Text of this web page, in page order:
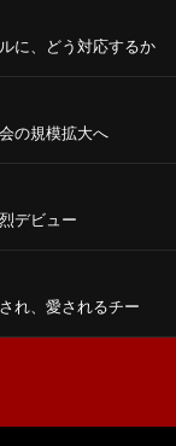
に、どう対応するか
の規模拡大へ
デビュー
れ、愛されるチー